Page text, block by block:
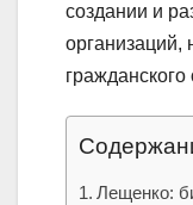
создании и
организаций,
Лещенко: